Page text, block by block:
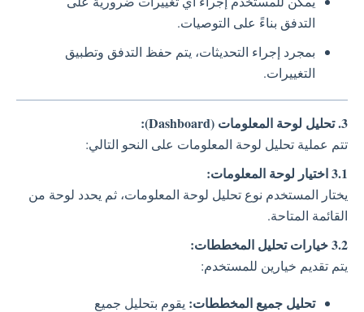
التدفق بناءً على التوصيات.
بمجرد إجراء التحديثات، يتم حفظ التدفق وتطبيق
التغييرات.
3. تحليل لوحة المعلومات (Dashboard):
تتم عملية تحليل لوحة المعلومات على النحو التالي:
3.1 اختيار لوحة المعلومات:
يختار المستخدم نوع تحليل لوحة المعلومات، ثم يحدد لوحة من
القائمة المتاحة.
3.2 خيارات تحليل المخططات:
يتم تقديم خيارين للمستخدم:
تحليل جميع المخططات: يقوم بتحليل جميع